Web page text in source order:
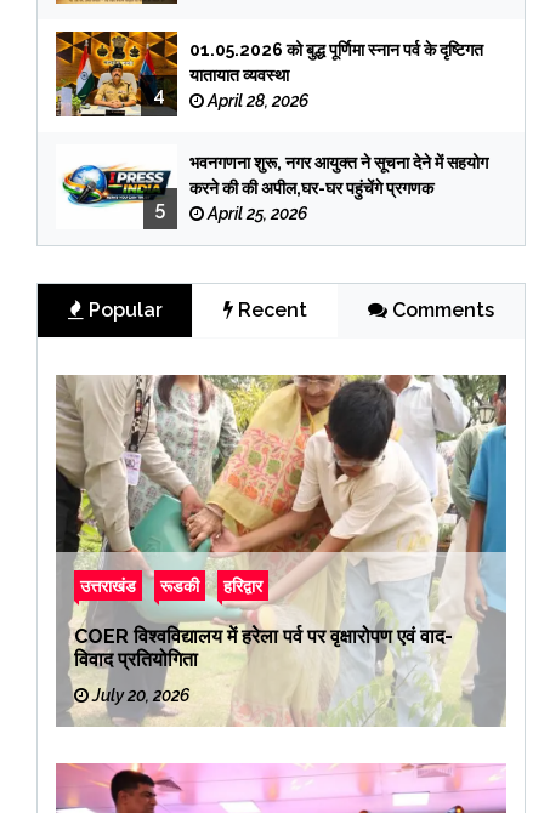
4
01.05.2026 को बुद्ध पूर्णिमा स्नान पर्व के दृष्टिगत
यातायात व्यवस्था
April 28, 2026
5
भवनगणना शुरू, नगर आयुक्त ने सूचना देने में सहयोग
करने की की अपील,घर-घर पहुंचेंगे प्रगणक
April 25, 2026
Popular Recent Comments
उत्तराखंड रूडकी हरिद्वार
COER विश्वविद्यालय में हरेला पर्व पर वृक्षारोपण एवं वाद-
विवाद प्रतियोगिता
July 20, 2026